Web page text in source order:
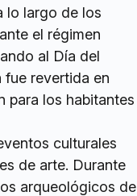
lo largo de los
el régimen
al Día del
fue revertida en
para los habitantes
culturales
de arte. Durante
arqueológicos de